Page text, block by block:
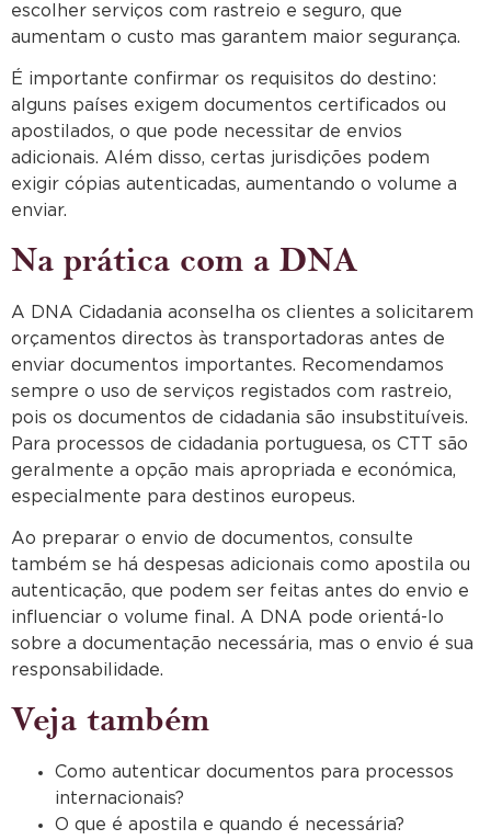
escolher serviços com rastreio e seguro, que
aumentam o custo mas garantem maior segurança.
É importante confirmar os requisitos do destino:
alguns países exigem documentos certificados ou
apostilados, o que pode necessitar de envios
adicionais. Além disso, certas jurisdições podem
exigir cópias autenticadas, aumentando o volume a
enviar.
Na prática com a DNA
A DNA Cidadania aconselha os clientes a solicitarem
orçamentos directos às transportadoras antes de
enviar documentos importantes. Recomendamos
sempre o uso de serviços registados com rastreio,
pois os documentos de cidadania são insubstituíveis.
Para processos de cidadania portuguesa, os CTT são
geralmente a opção mais apropriada e económica,
especialmente para destinos europeus.
Ao preparar o envio de documentos, consulte
também se há despesas adicionais como apostila ou
autenticação, que podem ser feitas antes do envio e
influenciar o volume final. A DNA pode orientá-lo
sobre a documentação necessária, mas o envio é sua
responsabilidade.
Veja também
Como autenticar documentos para processos
internacionais?
O que é apostila e quando é necessária?